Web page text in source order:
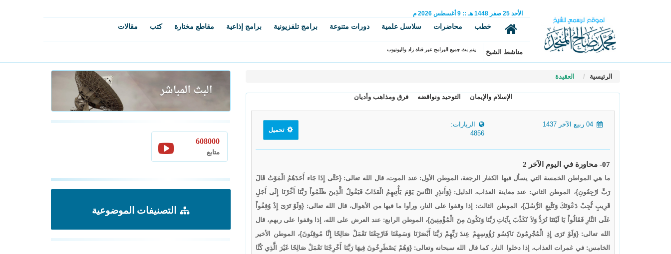
الأحد 25 صفر 1448 هـ ::
9 أغسطس 2026 م
خطب محاضرات سلاسل علمية دورات متنوعة برامج تلفزيونية برامج إذاعية مقاطع مختارة كتب مقالات
مناشط الشيخ يتم بث جميع البرامج عبر قناة زاد واليوتيوب
الرئيسية العقيدة
الإسلام والإيمان التوحيد ونواقضه فرق ومذاهب وأديان
الزيارات:
4856
تحميل
07- محاورة في اليوم الآخر 2
ما هي المواطن الخمسة التي يسأل فيها الكفار الرجعة، الموطن الأول: عند الموت، قال الله تعالى: {حَتَّى إِذَا جَاء أَحَدَهُمُ الْمَوْتُ قَالَ
رَبِّ ارْجِعُونِ}، الموطن الثاني: عند معاينة العذاب، الدليل: {وَأَنذِرِ النَّاسَ يَوْمَ يَأْتِيهِمُ الْعَذَابُ فَيَقُولُ الَّذِينَ ظَلَمُواْ رَبَّنَا أَخِّرْنَا إِلَى أَجَلٍ
قَرِيبٍ نُّجِبْ دَعْوَتَكَ وَنَتَّبِعِ الرُّسُلَ}، الموطن الثالث: إذا وقفوا على النار، ورأوا ما فيها من الأهوال، قال الله تعالى: {وَلَوْ تَرَىَ إِذْ وُقِفُواْ
عَلَى النَّارِ فَقَالُواْ يَا لَيْتَنَا نُرَدُّ وَلاَ نُكَذِّبَ بِآيَاتِ رَبِّنَا وَنَكُونَ مِنَ الْمُؤْمِنِينَ}، الموطن الرابع: عند العرض على الله، إذا وقفوا على ربهم، قال
الله تعالى: {وَلَوْ تَرَى إِذِ الْمُجْرِمُونَ نَاكِسُو رُؤُوسِهِمْ عِندَ رَبِّهِمْ رَبَّنَا أَبْصَرْنَا وَسَمِعْنَا فَارْجِعْنَا نَعْمَلْ صَالِحًا إِنَّا مُوقِنُونَ}، الموطن الأخير
الخامس: في غمرات العذاب، إذا دخلوا النار، كما قال الله سبحانه وتعالى: {وَهُمْ يَصْطَرِخُونَ فِيهَا رَبَّنَا أَخْرِجْنَا نَعْمَلْ صَالِحًا غَيْرَ الَّذِي كُنَّا
608000
متابع
التصنيفات الموضوعية